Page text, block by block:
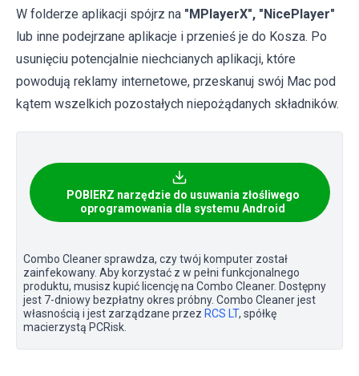
W folderze aplikacji spójrz na "MPlayerX", "NicePlayer"
lub inne podejrzane aplikacje i przenieś je do Kosza. Po
usunięciu potencjalnie niechcianych aplikacji, które
powodują reklamy internetowe, przeskanuj swój Mac pod
kątem wszelkich pozostałych niepożądanych składników.
POBIERZ narzędzie do usuwania złośliwego
oprogramowania dla systemu Android
Combo Cleaner sprawdza, czy twój komputer został
zainfekowany. Aby korzystać z w pełni funkcjonalnego
produktu, musisz kupić licencję na Combo Cleaner. Dostępny
jest 7-dniowy bezpłatny okres próbny. Combo Cleaner jest
własnością i jest zarządzane przez RCS LT, spółkę
macierzystą PCRisk.